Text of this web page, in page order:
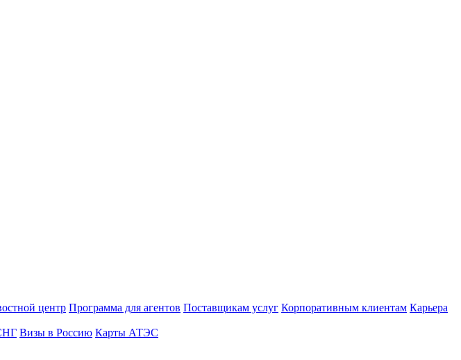
центр Программа для агентов Поставщикам услуг Корпоративным клиентам Карьера
Визы в Россию Карты АТЭС